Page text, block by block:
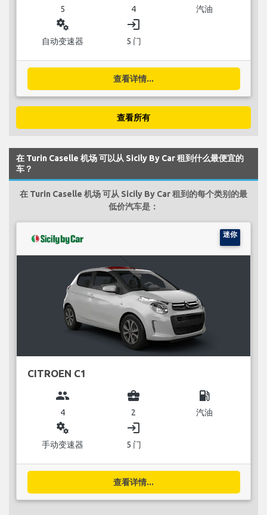
5 4 汽油
miscellaneous_services
自动变速器
login
5 门
查看详情...
查看所有
在 Turin Caselle 机场 可以从 Sicily By Car 租到什么最便宜的
车？
在 Turin Caselle 机场 可从 Sicily By Car 租到的每个类别的最
低价汽车是：
迷你
CITROEN C1
group
4
business_center
2
local_gas_station
汽油
miscellaneous_services
手动变速器
login
5 门
查看详情...